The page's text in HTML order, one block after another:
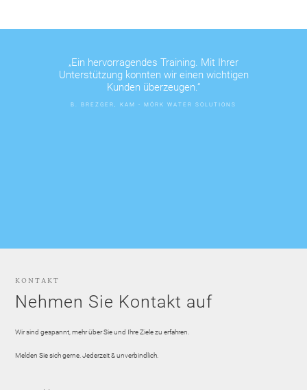
„Ein hervorragendes Training. Mit Ihrer
Unterstützung konnten wir einen wichtigen
Kunden überzeugen.“
B. BREZGER, KAM - MÖRK WATER SOLUTIONS
KONTAKT
Nehmen Sie Kontakt auf
Wir sind gespannt, mehr über Sie und Ihre Ziele zu erfahren.
Melden Sie sich gerne. Jederzeit & unverbindlich.